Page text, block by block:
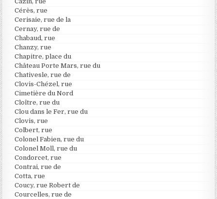
Cérès, rue
Cerisaie, rue de la
Cernay, rue de
Chabaud, rue
Chanzy, rue
Chapitre, place du
Château Porte Mars, rue du
Chativesle, rue de
Clovis-Chézel, rue
Cimetière du Nord
Cloître, rue du
Clou dans le Fer, rue du
Clovis, rue
Colbert, rue
Colonel Fabien, rue du
Colonel Moll, rue du
Condorcet, rue
Contrai, rue de
Cotta, rue
Coucy, rue Robert de
Courcelles, rue de